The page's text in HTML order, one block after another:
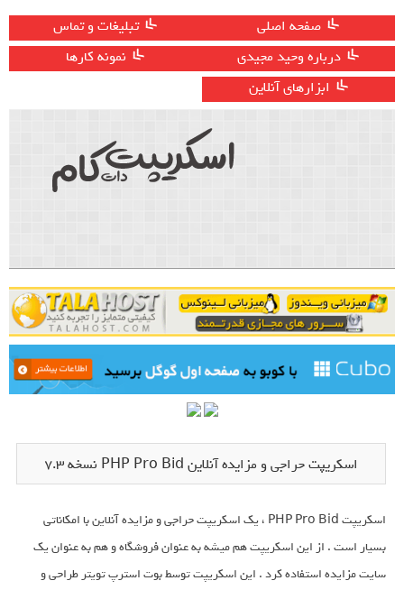
صفحه اصلی
تبلیغات و تماس
درباره وحید مجیدی
نمونه کارها
ابزارهای آنلاین
اسکریپت حراجی و مزایده آنلاین PHP Pro Bid نسخه 7.3
اسکریپت PHP Pro Bid ، یک اسکریپت حراجی و مزایده آنلاین با امکاناتی
بسیار است . از این اسکریپت هم میشه به عنوان فروشگاه و هم به عنوان یک
سایت مزایده استفاده کرد . این اسکریپت توسط بوت استرپ تویتر طراحی و